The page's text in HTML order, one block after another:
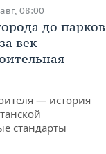
08:00
до парков
век
— история
стандарты